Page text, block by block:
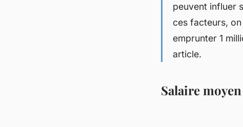
peuvent influer
ces facteurs,
emprunter 1
article.
Salaire